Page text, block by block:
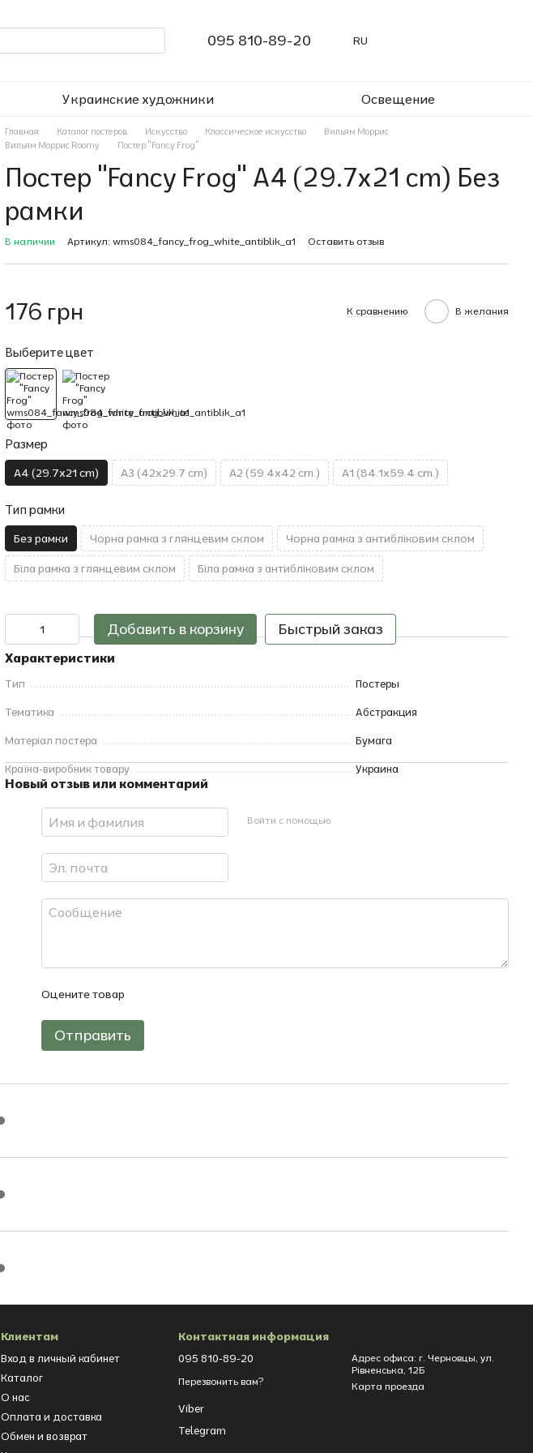
095 810-89-20 RU
Украинские художники Освещение
Главная Каталог постеров Искусство Классическое искусство
Вильям Моррис
Вильям Моррис Roomy
Постер "Fancy Frog"
Постер "Fancy Frog" A4 (29.7x21 cm) Без
рамки
В наличии Артикул: wms084_fancy_frog_white_antiblik_a1 Оставить отзыв
176 грн К сравнению В желания
Выберите цвет
Размер
A4 (29.7x21 cm) A3 (42x29.7 cm) A2 (59.4x42 cm.) A1 (84.1x59.4 cm.)
Тип рамки
Без рамки Чорна рамка з глянцевим склом Чорна рамка з антибліковим склом
Біла рамка з глянцевим склом Біла рамка з антибліковим склом
Добавить в корзину Быстрый заказ
Характеристики
Тип Постеры
Тематика Абстракция
Матеріал постера Бумага
Країна-виробник товару Украина
Новый отзыв или комментарий
Войти с помощью
Оцените товар
Отправить
Клиентам
Вход в личный кабинет
Каталог
О нас
Оплата и доставка
Обмен и возврат
Контактная информация
095 810-89-20
Перезвонить вам?
Viber
Telegram
Адрес офиса: г. Черновцы, ул.
Рівненська, 12Б
Карта проезда